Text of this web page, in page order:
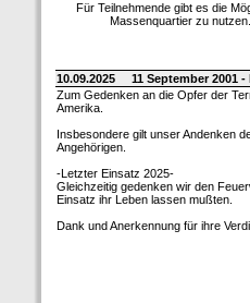
Für Teilnehmende gibt es die
Massenquartier zu
10.09.2025
11 September 2001
Zum Gedenken an die Opfer der
Amerika.
Insbesondere gilt unser Andenken
Angehörigen.
-Letzter Einsatz 2025-
Gleichzeitig gedenken wir den
Einsatz ihr Leben lassen mußten.
Dank und Anerkennung für ihre